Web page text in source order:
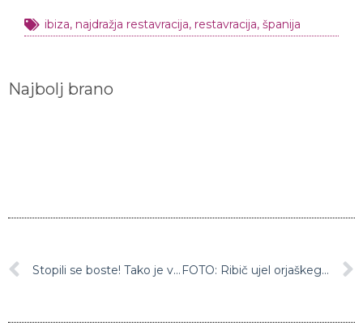
ibiza, najdražja restavracija, restavracija, španija
Najbolj brano
Stopili se boste! Tako je videti, ko dojenčki stvari izkusijo prvič FOTO: Ribič ujel orjaškega morskega psa in podrl rekord!